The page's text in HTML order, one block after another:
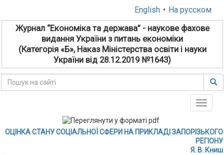
English • На русском
Журнал “Економіка та держава” - наукове фахове
видання України з питань економіки
(Категорія «Б», Наказ Міністерства освіти і науки
України від 28.12.2019 №1643)
Toggle
ОЦІНКА СТАНУ СОЦІАЛЬНОЇ СФЕРИ НА ПРИКЛАДІ ЗАПОРІЗЬКОГО
РЕГІОНУ
Я. В. Книш